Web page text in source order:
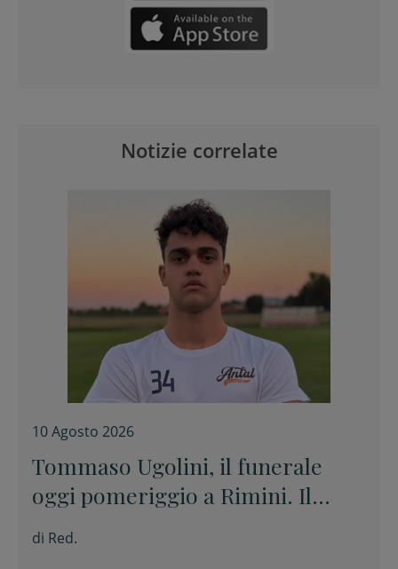
Notizie correlate
10 Agosto 2026
Tommaso Ugolini, il funerale
oggi pomeriggio a Rimini. Il
padre: “Nulla è nelle nostre
mani”
di Red.